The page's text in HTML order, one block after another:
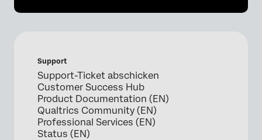
Support
Support-Ticket abschicken
Customer Success Hub
Product Documentation (EN)
Qualtrics Community (EN)
Professional Services (EN)
Status (EN)